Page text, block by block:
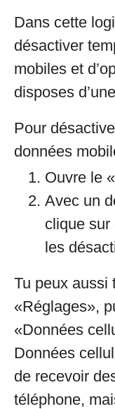
Dans cette
désactiver
mobiles et
disposes
Pour
données
Ouvre le
Avec un
clique sur
les
Tu peux aussi
«Réglages»,
«Données
Données
de recevoir
téléphone,